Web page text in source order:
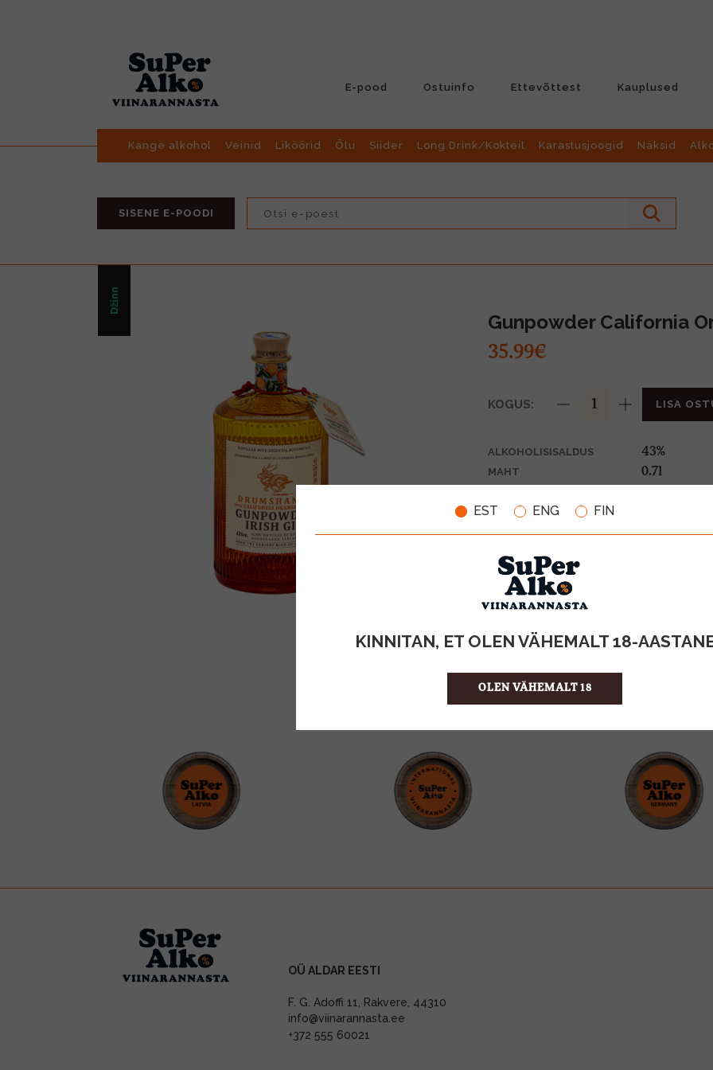
EST ENG FIN
KINNITAN, ET OLEN VÄHEMALT 18-
OLEN VÄHEMALT 18
E-pood Ostuinfo Ettevõttest Kauplused
Kange alkohol Veinid Liköörid Õlu Siider Long Drink/Kokteil Karastusjoogid Näksid
SISENE E-POODI
Džinn
Gunpowder California
35.99€
KOGUS: LISA
ALKOHOLISISALDUS 43%
MAHT 0.7l
TOOTE LIIK
ÜHIKU HIND
KOGUS KASTIS
OÜ ALDAR EESTI
F. G. Adoffi 11, Rakvere, 44310
info@viinarannasta.ee
+372 555 60021